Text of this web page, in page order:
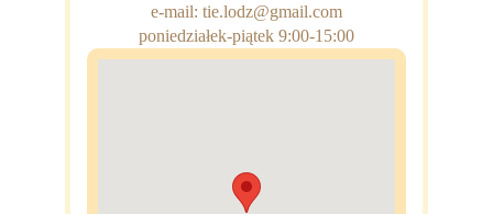
e-mail: tie.lodz@gmail.com
poniedziałek-piątek 9:00-15:00